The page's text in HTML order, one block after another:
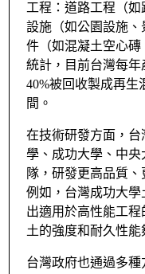
工程：道路工程（
設施（如公園設施
件（如混凝土空心
統計，目前台灣每
40%被回收製成再生
間。
在技術研發方面，
學、成功大學、中央
隊，研發更高品質
例如，台灣成功大
出適用於高性能工
土的強度和耐久性能
台灣政府也通過多種